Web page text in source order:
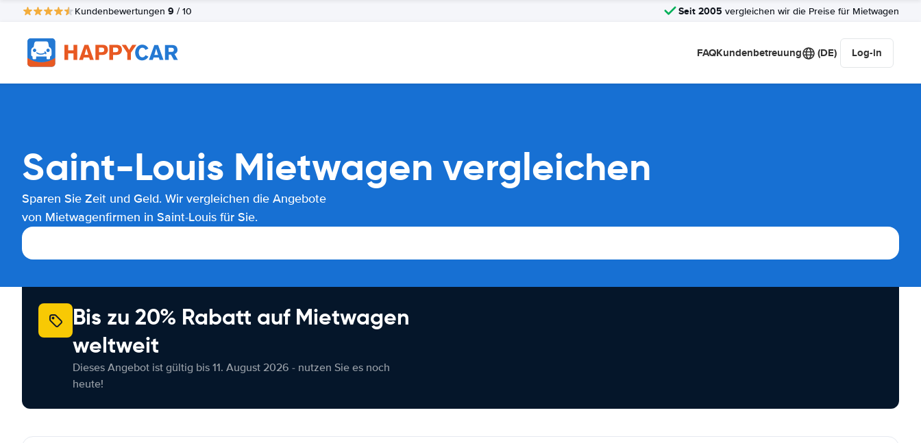
Kundenbewertungen 9 / 10 Seit 2005 vergleichen wir die Preise für Mietwagen
FAQKundenbetreuung (DE) Log-in
Saint-Louis Mietwagen vergleichen
Sparen Sie Zeit und Geld. Wir vergleichen die Angebote
von Mietwagenfirmen in Saint-Louis für Sie.
Bis zu 20% Rabatt auf Mietwagen
weltweit
Dieses Angebot ist gültig bis 11. August 2026 - nutzen Sie es noch
heute!